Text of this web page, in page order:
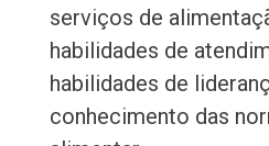
serviços de
habilidades de
habilidades de
conhecimento das